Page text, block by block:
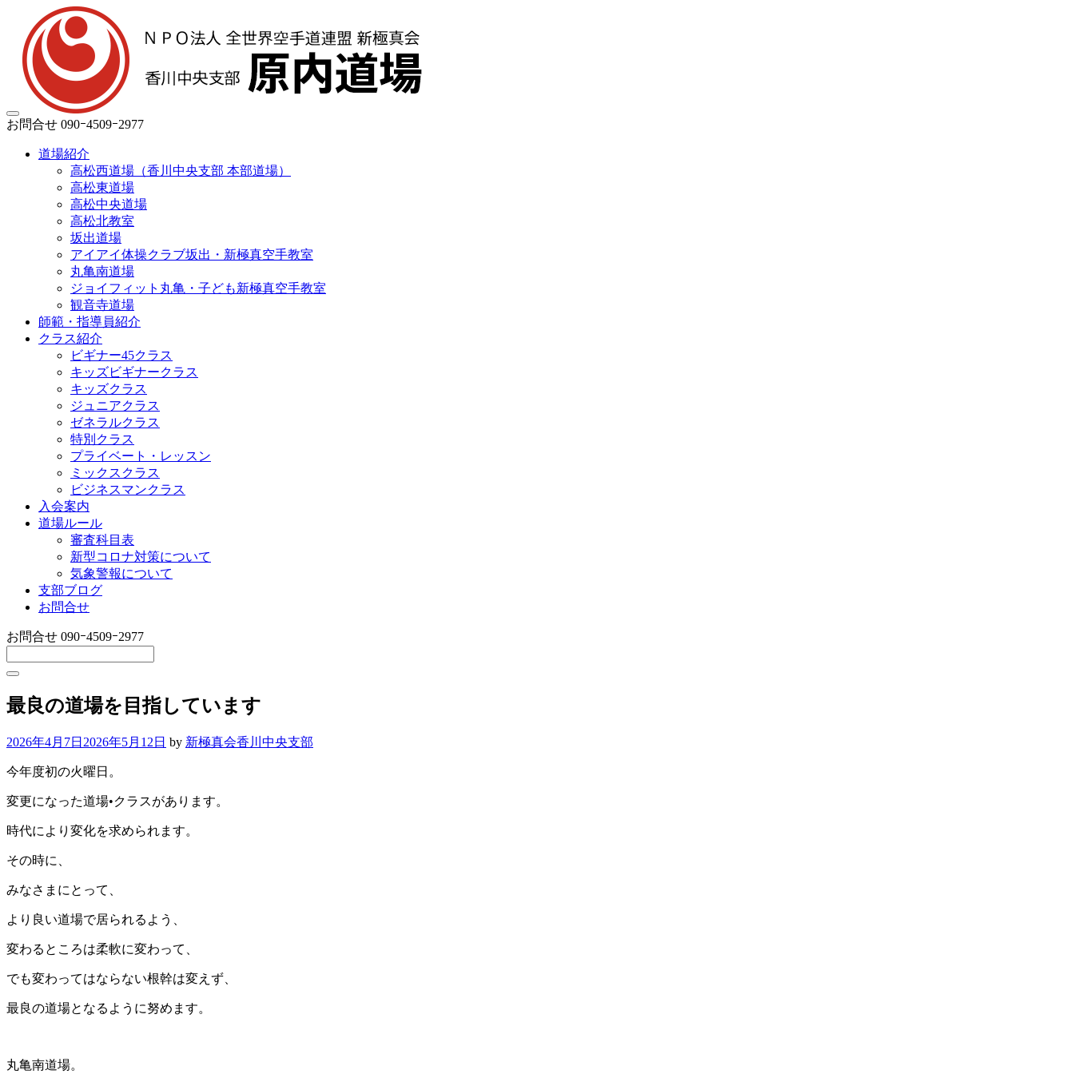
お問合せ 090ｰ4509ｰ2977
道場紹介
高松西道場（香川中央支部 本部道場）
高松東道場
高松中央道場
高松北教室
坂出道場
アイアイ体操クラブ坂出・新極真空手教室
丸亀南道場
ジョイフィット丸亀・子ども新極真空手教室
観音寺道場
師範・指導員紹介
クラス紹介
ビギナー45クラス
キッズビギナークラス
キッズクラス
ジュニアクラス
ゼネラルクラス
特別クラス
プライベート・レッスン
ミックスクラス
ビジネスマンクラス
入会案内
道場ルール
審査科目表
新型コロナ対策について
気象警報について
支部ブログ
お問合せ
お問合せ 090ｰ4509ｰ2977
最良の道場を目指しています
2026年4月7日 2026年5月12日 by 新極真会香川中央支部
今年度初の火曜日。
変更になった道場•クラスがあります。
時代により変化を求められます。
その時に、
みなさまにとって、
より良い道場で居られるよう、
変わるところは柔軟に変わって、
でも変わってはならない根幹は変えず、
最良の道場となるように努めます。
丸亀南道場。